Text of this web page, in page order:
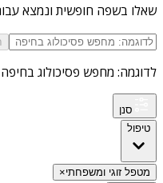
שאלו בשפה חופשית ונמצא
לדוגמה: מחפש פסיכולוג בחיפה
סנן
טיפול
מטפל זוגי ומשפחתי×